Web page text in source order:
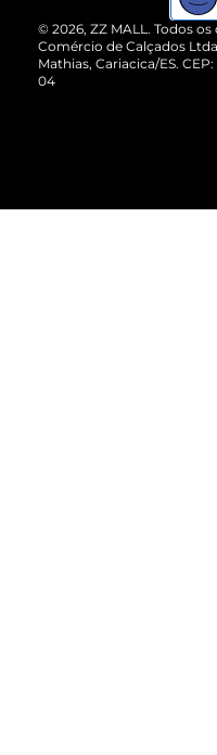
Cartão Presente
Vendas Corporativas
© 2026, ZZ MALL. Todos
Comércio de Calçados
Mathias, Cariacica/ES.
04